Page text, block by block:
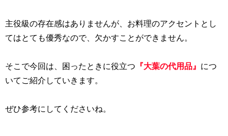
主役級の存在感はありませんが、お料理のアクセントとし
てはとても優秀なので、欠かすことができません。
そこで今回は、困ったときに役立つ 『大葉の代用品』 につ
いてご紹介していきます。
ぜひ参考にしてくださいね。